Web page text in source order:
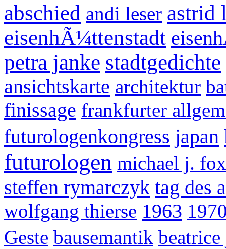
abschied andi leser astrid
eisenhÃ¼ttenstadt
petra janke stadtgedichte
ansichtskarte architektur
finissage frankfurter
futurologenkongress japan
futurologen michael j. fox
steffen rymarczyk tag des
wolfgang thierse 1963
Geste bausemantik